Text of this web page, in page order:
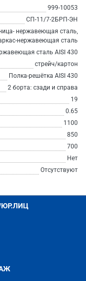
999-10053
СП-11/7-2БРП-ЭН
нержавеющая сталь,
нержавеющая сталь
сталь AISI 430
стрейч/картон
Полка-решётка AISI 430
2 борта: сзади и справа
19
0.65
1100
850
700
Нет
Отсутствуют